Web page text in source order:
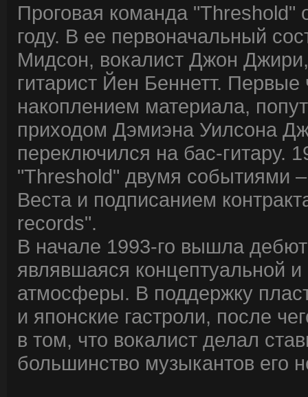
Проговая команда "Threshold"
году. В ее первоначальный
Мидсон, вокалист Джон
гитарист Йен Беннетт.
накоплением материала,
приходом Дэмиэна Уилсона
переключился на бас-гитару.
"Threshold" двумя событиями
Веста и подписанием
records".
В начале 1993-го вышла
являвшаяся концептуальной
атмосферы. В поддержку
и японские гастроли, после
в том, что вокалист делал
большинство музыкантов его